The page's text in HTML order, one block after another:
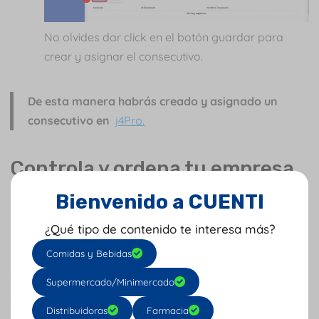
No olvides dar click en el botón guardar para
crear y asignar el consecutivo.
De esta manera habrás creado y asignado un
consecutivo en j4Pro.
Controla y ordena tu empresa
con j4pro ¡Planes desde $600
pesos diarios!
Software contable y de facturación
de administrar tu negocio desde cualquier dispositivo
móvil y lugar del mundo.
Bienvenido a CUENTI
¿Qué tipo de contenido te interesa más?
Comidas y Bebidas
Supermercado/Minimercado
Distribuidoras Farmacia